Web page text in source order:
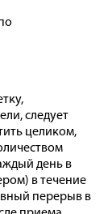
следует
целиком,
день в
в течение
перерыв в